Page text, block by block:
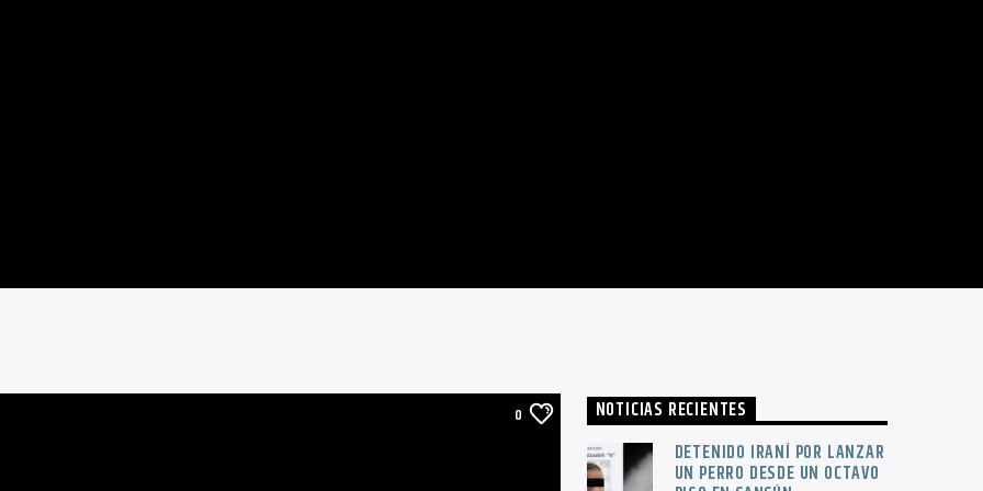
0
NOTICIAS RECIENTES
DETENIDO IRANÍ POR LANZAR
UN PERRO DESDE UN OCTAVO